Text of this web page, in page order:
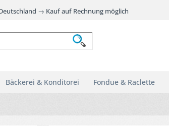
→ Kauf auf Rechnung möglich
Bäckerei & Konditorei Fondue & Raclette